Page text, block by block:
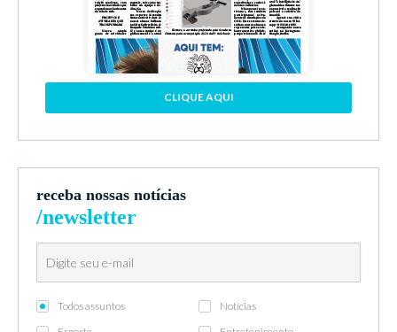
CLIQUE AQUI
receba nossas notícias
/newsletter
Todos assuntos
Notícias